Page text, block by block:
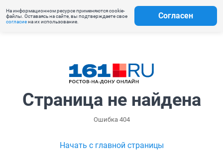
На информационном ресурсе применяются cookie-
файлы. Оставаясь на сайте, вы подтверждаете свое
согласиена их использование.
Согласен
Страница не найдена
Ошибка 404
Начать с главной страницы